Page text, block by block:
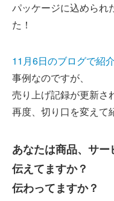
パッケージに込められ
た！
11月6日のブログで紹
事例なのですが、
売り上げ記録が更新さ
再度、切り口を変えて
あなたは商品、サー
伝えてますか？
伝わってますか？